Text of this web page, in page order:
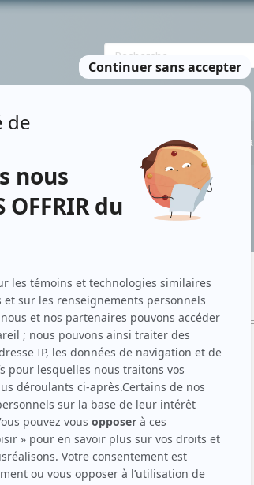
NOUS CONTACTER
)
)